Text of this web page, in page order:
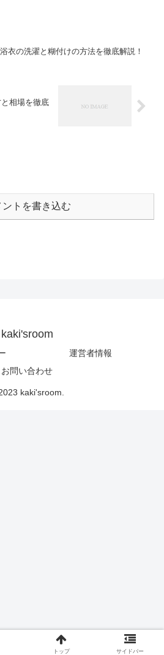
浴衣の洗濯と糊付けの方法を徹底解説！
相場を徹底
ントを書き込む
kaki'sroom
運営者情報
お問い合わせ
kaki'sroom.
トップ サイドバー